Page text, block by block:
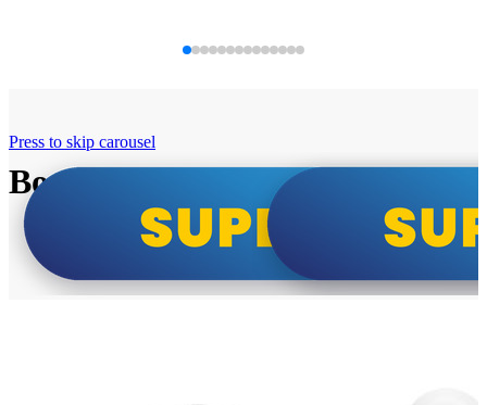
Bosch super cene
Press to skip carousel